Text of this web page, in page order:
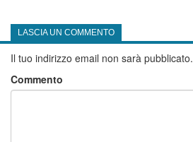
LASCIA UN COMMENTO
Il tuo indirizzo email non sarà pubblicato.
Commento